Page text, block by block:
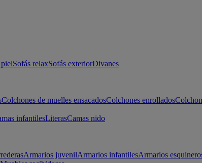
Sofás relaxSofás exteriorDivanes
Colchones de muelles ensacadosColchones enrollados
infantilesLiterasCamas nido
Armarios juvenilArmarios infantilesArmarios